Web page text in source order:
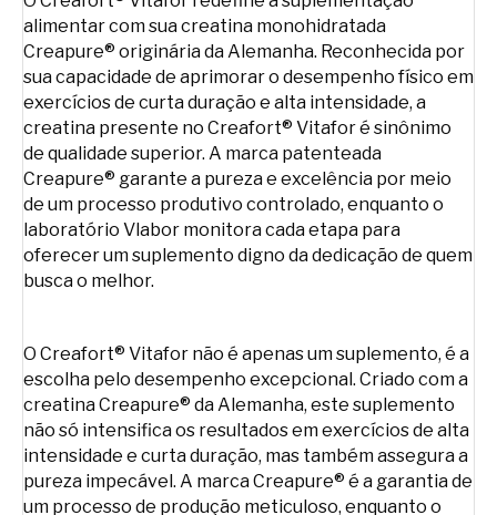
alimentar com sua creatina monohidratada
Creapure® originária da Alemanha. Reconhecida por
sua capacidade de aprimorar o desempenho físico em
exercícios de curta duração e alta intensidade, a
creatina presente no Creafort® Vitafor é sinônimo
de qualidade superior. A marca patenteada
Creapure® garante a pureza e excelência por meio
de um processo produtivo controlado, enquanto o
laboratório Vlabor monitora cada etapa para
oferecer um suplemento digno da dedicação de quem
busca o melhor.
O Creafort® Vitafor não é apenas um suplemento, é a
escolha pelo desempenho excepcional. Criado com a
creatina Creapure® da Alemanha, este suplemento
não só intensifica os resultados em exercícios de alta
intensidade e curta duração, mas também assegura a
pureza impecável. A marca Creapure® é a garantia de
um processo de produção meticuloso, enquanto o